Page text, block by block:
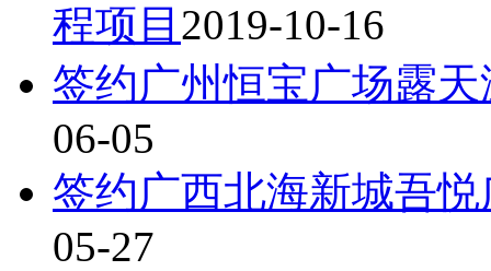
程项目 2019-10-16
签约广州恒宝广场露
06-05
签约广西北海新城吾
05-27